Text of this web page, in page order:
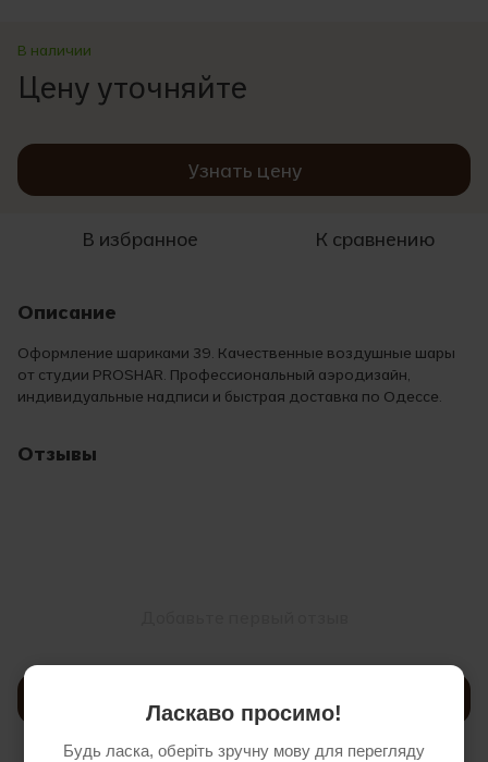
В наличии
Цену уточняйте
Узнать цену
В избранное К сравнению
Описание
Оформление шариками 39. Качественные воздушные шары
от студии PROSHAR. Профессиональный аэродизайн,
индивидуальные надписи и быстрая доставка по Одессе.
Отзывы
Ласкаво просимо!
Будь ласка, оберіть зручну мову для перегляду